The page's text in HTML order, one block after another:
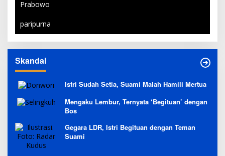
Prabowo
paripurna
Skandal
Istri Sudah Setia, Suami Malah Hamili Mertua
Mengaku Lembur, Ternyata ‘Begituan’ dengan
Bos
Gegara LDR, Istri Begituan dengan Teman
Suami